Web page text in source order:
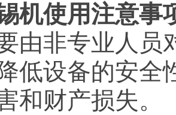
机使用注意事
由非专业人员
低设备的安全
害和财产损